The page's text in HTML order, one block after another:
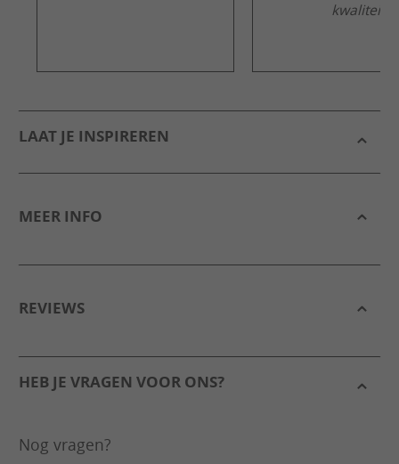
kwaliteit.
LAAT JE INSPIREREN
MEER INFO
REVIEWS
HEB JE VRAGEN VOOR ONS?
Nog vragen?